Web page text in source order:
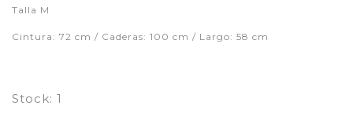
Talla M
Cintura: 72 cm / Caderas: 100 cm / Largo: 58 cm
Stock: 1